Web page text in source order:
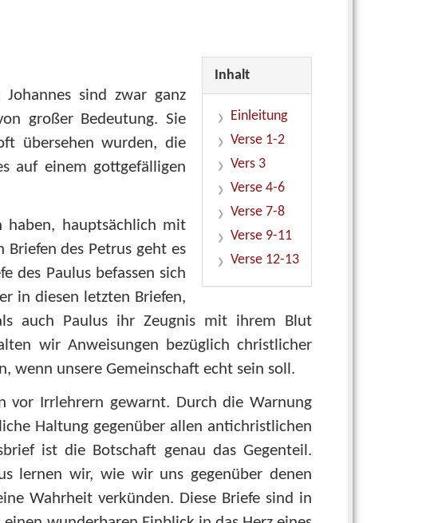
Inhalt
Einleitung
Verse 1-2
Vers 3
Verse 4-6
Verse 7-8
Verse 9-11
Verse 12-13
sind zwar ganz
großer Bedeutung. Sie
übersehen wurden, die
auf einem gottgefälligen
haben, hauptsächlich mit
des Petrus geht es
des Paulus befassen sich
in diesen letzten Briefen,
auch Paulus ihr Zeugnis mit ihrem Blut
wir Anweisungen bezüglich christlicher
wenn unsere Gemeinschaft echt sein soll.
vor Irrlehrern gewarnt. Durch die Warnung
Haltung gegenüber allen antichristlichen
ist die Botschaft genau das Gegenteil.
lernen wir, wie wir uns gegenüber denen
Wahrheit verkünden. Diese Briefe sind in